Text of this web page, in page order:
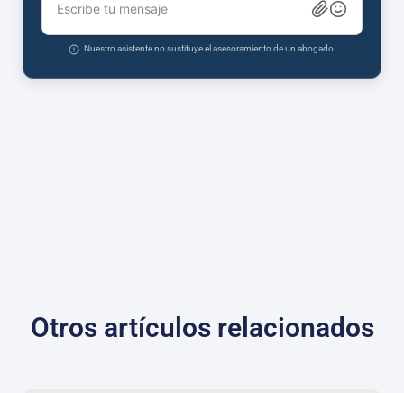
Escribe tu mensaje
Nuestro asistente no sustituye el asesoramiento de un abogado.
Otros artículos relacionados